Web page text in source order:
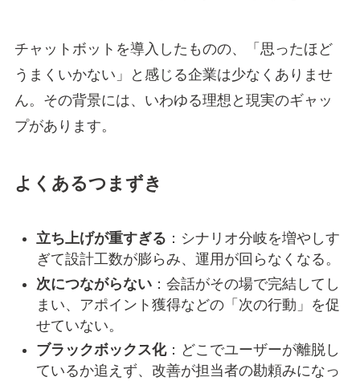
チャットボットを導入したものの、「思ったほど
うまくいかない」と感じる企業は少なくありませ
ん。その背景には、いわゆる理想と現実のギャッ
プがあります。
よくあるつまずき
立ち上げが重すぎる ：シナリオ分岐を増やしす
ぎて設計工数が膨らみ、運用が回らなくなる。
次につながらない：会話がその場で完結してし
まい、アポイント獲得などの「次の行動」を促
せていない。
ブラックボックス化：どこでユーザーが離脱し
ているか追えず、改善が担当者の勘頼みになっ